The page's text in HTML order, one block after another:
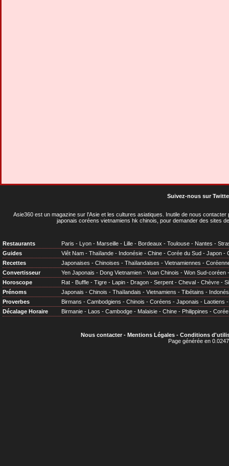
Suivez-nous sur
Asie360 est un magazine sur l'Asie et les cultures asiatiques . Inutile de nous
japonais coréens vietnamiens hk chinois, pour demander des sites
Restaurants Paris - Lyon - Marseille - Lille - Bordeaux - Toulouse - Nantes -
Guides
Viêt Nam - Thaïlande - Indonésie - Chine - Corée du Sud - Japon -
Recettes
Japonaises - Chinoises - Thaïlandaises - Vietnamiennes -
Convertisseur
Yen Japonais - Dong Vietnamien - Yuan Chinois - Won Sud-coréen
Horoscope
Rat - Buffle - Tigre - Lapin - Dragon - Serpent - Cheval - Chèvre -
Prénoms
Japonais - Chinois - Thaïlandais - Vietnamiens - Tibétains -
Proverbes
Birmans - Cambodgiens - Chinois - Coréens - Japonais - Laotiens
Décalage Horaire
Birmanie - Laos - Cambodge - Malaisie - Chine - Philippines - Corée
Nous contacter- Mentions Légales- Conditions
Page générée en